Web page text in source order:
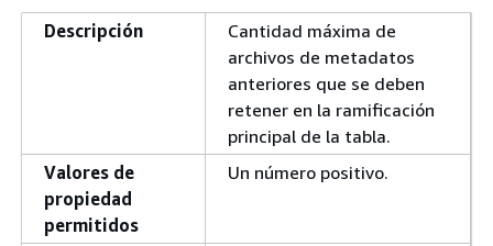
Descripción
Cantidad máxima de
archivos de metadatos
anteriores que se deben
retener en la ramificación
principal de la tabla.
Valores de
propiedad
permitidos
Un número positivo.